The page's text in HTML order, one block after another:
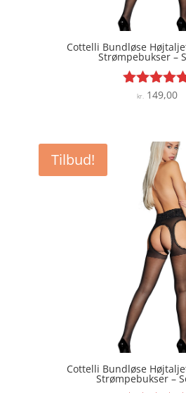
Cottelli Bundløse
Strømpebukser –
Vurderet
kr. 149,00
Tilbud!
Cottelli Bundløse
Strømpebukser –